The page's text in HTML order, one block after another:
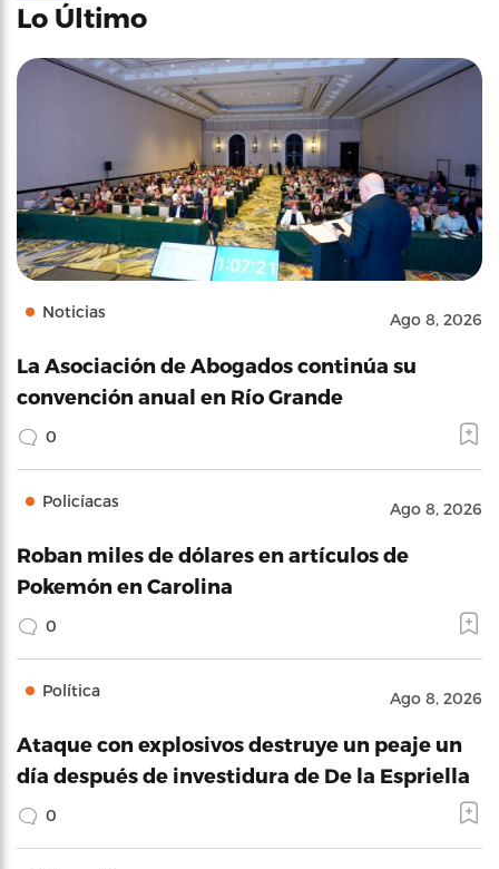
Lo Último
Noticias Ago 8, 2026
La Asociación de Abogados continúa su
convención anual en Río Grande
0
Policíacas Ago 8, 2026
Roban miles de dólares en artículos de
Pokemón en Carolina
0
Política Ago 8, 2026
Ataque con explosivos destruye un peaje un
día después de investidura de De la Espriella
0